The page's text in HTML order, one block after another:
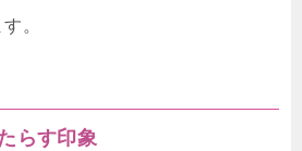
。
らす印象